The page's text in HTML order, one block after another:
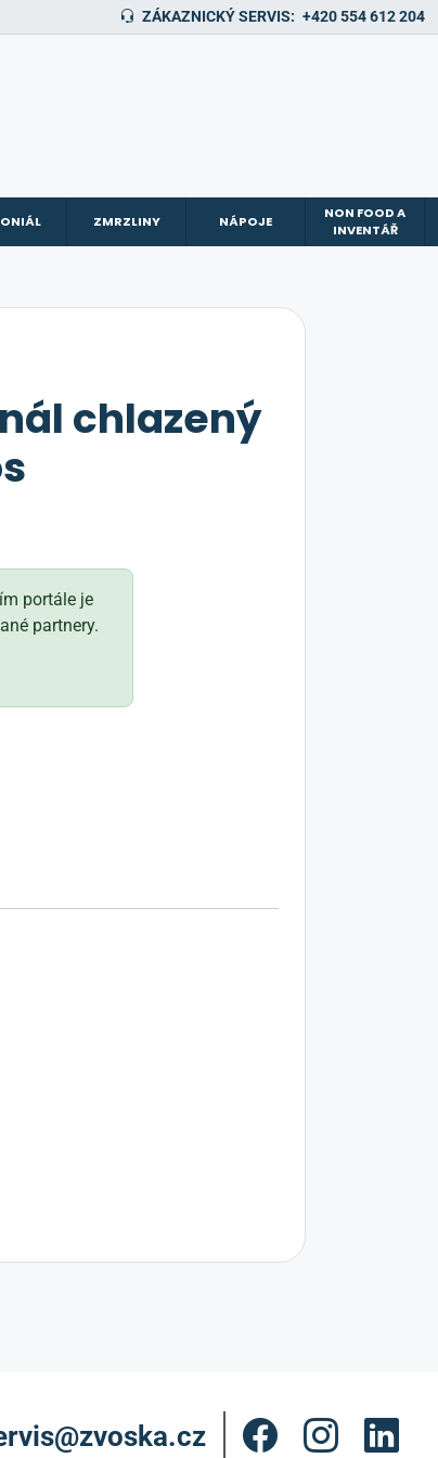
ZÁKAZNICKÝ SERVIS: +420 554 612 204
ZMRZLINY NÁPOJE
NON FOOD A
INVENTÁŘ
chlazený
portále je
partnery.